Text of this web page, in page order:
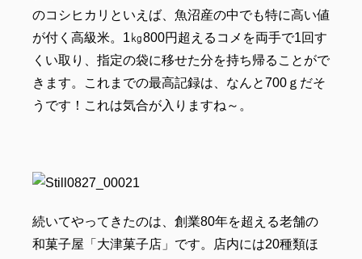
のコシヒカリといえば、魚沼産の中でも特に高い値
が付く高級米。1㎏800円超えるコメを両手で1回す
くい取り、指定の袋に移せた分を持ち帰ることがで
きます。これまでの最高記録は、なんと700ｇだそ
うです！これは気合が入りますね～。
続いてやってきたのは、創業80年を超える老舗の
和菓子屋「大津菓子店」です。店内には20種類ほ